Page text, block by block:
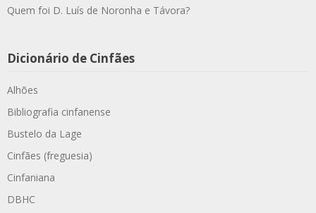
Quem foi D. Luís de Noronha e Távora?
Dicionário de Cinfães
Alhões
Bibliografia cinfanense
Bustelo da Lage
Cinfães (freguesia)
Cinfaniana
DBHC